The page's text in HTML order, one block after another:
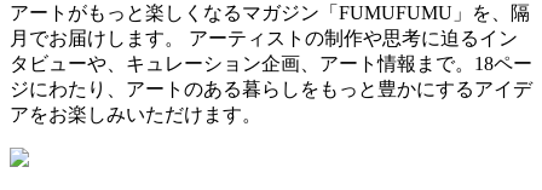
アートがもっと楽しくなるマガジン「FUMUFUMU」を、隔
月でお届けします。 アーティストの制作や思考に迫るイン
タビューや、キュレーション企画、アート情報まで。18ペー
ジにわたり、アートのある暮らしをもっと豊かにするアイデ
アをお楽しみいただけます。